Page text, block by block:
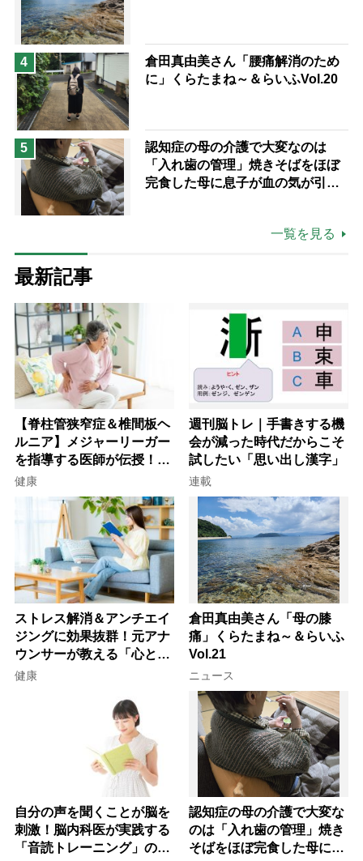
4
倉田真由美さん「腰痛解消のため
に」くらたまね～＆らいふVol.20
5
認知症の母の介護で大変なのは
「入れ歯の管理」焼きそばをほぼ
完食した母に息子が血の気が引い
一覧を見る
最新記事
【脊柱管狭窄症＆椎間板ヘ
ルニア】メジャーリーガー
を指導する医師が伝授！腰
痛を自力で治す運動療法4
健康
週刊脳トレ｜手書きする機
会が減った時代だからこそ
試したい「思い出し漢字」
連載
ストレス解消＆アンチエイ
ジングに効果抜群！元アナ
ウンサーが教える「心と体
を元気にする音読の習慣」
健康
倉田真由美さん「母の膝
痛」くらたまね～＆らいふ
Vol.21
ニュース
自分の声を聞くことが脳を
刺激！脳内科医が実践する
「音読トレーニング」の極
認知症の母の介護で大変な
のは「入れ歯の管理」焼き
そばをほぼ完食した母に息